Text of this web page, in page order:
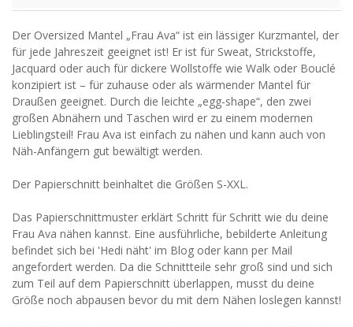
Der Oversized Mantel „Frau Ava“ ist ein lässiger Kurzmantel, der
für jede Jahreszeit geeignet ist! Er ist für Sweat, Strickstoffe,
Jacquard oder auch für dickere Wollstoffe wie Walk oder Bouclé
konzipiert ist – für zuhause oder als wärmender Mantel für
Draußen geeignet. Durch die leichte „egg-shape“, den zwei
großen Abnähern und Taschen wird er zu einem modernen
Lieblingsteil! Frau Ava ist einfach zu nähen und kann auch von
Näh-Anfängern gut bewältigt werden.
Der Papierschnitt beinhaltet die Größen S-XXL.
Das Papierschnittmuster erklärt Schritt für Schritt wie du deine
Frau Ava nähen kannst. Eine ausführliche, bebilderte Anleitung
befindet sich bei 'Hedi näht' im Blog oder kann per Mail
angefordert werden. Da die Schnittteile sehr groß sind und sich
zum Teil auf dem Papierschnitt überlappen, musst du deine
Größe noch abpausen bevor du mit dem Nähen loslegen kannst!